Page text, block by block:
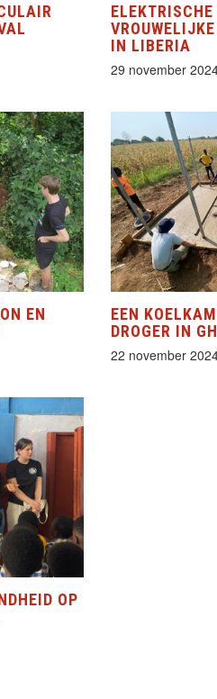
IN LIBERIA
29 november
EN
EEN
DROGER IN
22 november
OP